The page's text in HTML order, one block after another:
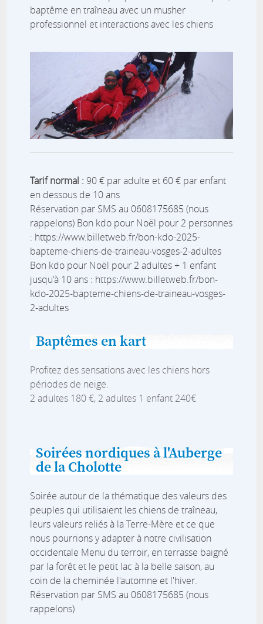
baptême en traîneau avec un musher
professionnel et interactions avec les chiens
Tarif normal : 90 € par adulte et 60 € par enfant
en dessous de 10 ans
Réservation par SMS au 0608175685 (nous
rappelons) Bon kdo pour Noël pour 2 personnes
: https://www.billetweb.fr/bon-kdo-2025-
bapteme-chiens-de-traineau-vosges-2-adultes
Bon kdo pour Noël pour 2 adultes + 1 enfant
jusqu'à 10 ans : https://www.billetweb.fr/bon-
kdo-2025-bapteme-chiens-de-traineau-vosges-
2-adultes
Baptêmes en kart
Profitez des sensations avec les chiens hors
périodes de neige.
2 adultes 180 €, 2 adultes 1 enfant 240€
Soirées nordiques à l'Auberge
de la Cholotte
Soirée autour de la thématique des valeurs des
peuples qui utilisaient les chiens de traîneau,
leurs valeurs reliés à la Terre-Mère et ce que
nous pourrions y adapter à notre civilisation
occidentale Menu du terroir, en terrasse baigné
par la forêt et le petit lac à la belle saison, au
coin de la cheminée l'automne et l'hiver.
Réservation par SMS au 0608175685 (nous
rappelons)